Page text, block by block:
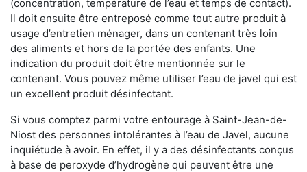
(concentration, température de l’eau et temps de contact).
Il doit ensuite être entreposé comme tout autre produit à
usage d’entretien ménager, dans un contenant très loin
des aliments et hors de la portée des enfants. Une
indication du produit doit être mentionnée sur le
contenant. Vous pouvez même utiliser l’eau de javel qui est
un excellent produit désinfectant.
Si vous comptez parmi votre entourage à Saint-Jean-de-
Niost des personnes intolérantes à l’eau de Javel, aucune
inquiétude à avoir. En effet, il y a des désinfectants conçus
à base de peroxyde d’hydrogène qui peuvent être une